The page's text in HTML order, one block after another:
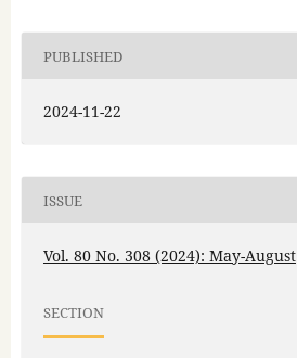
PUBLISHED
2024-11-22
ISSUE
Vol. 80 No. 308 (2024): May-August
SECTION